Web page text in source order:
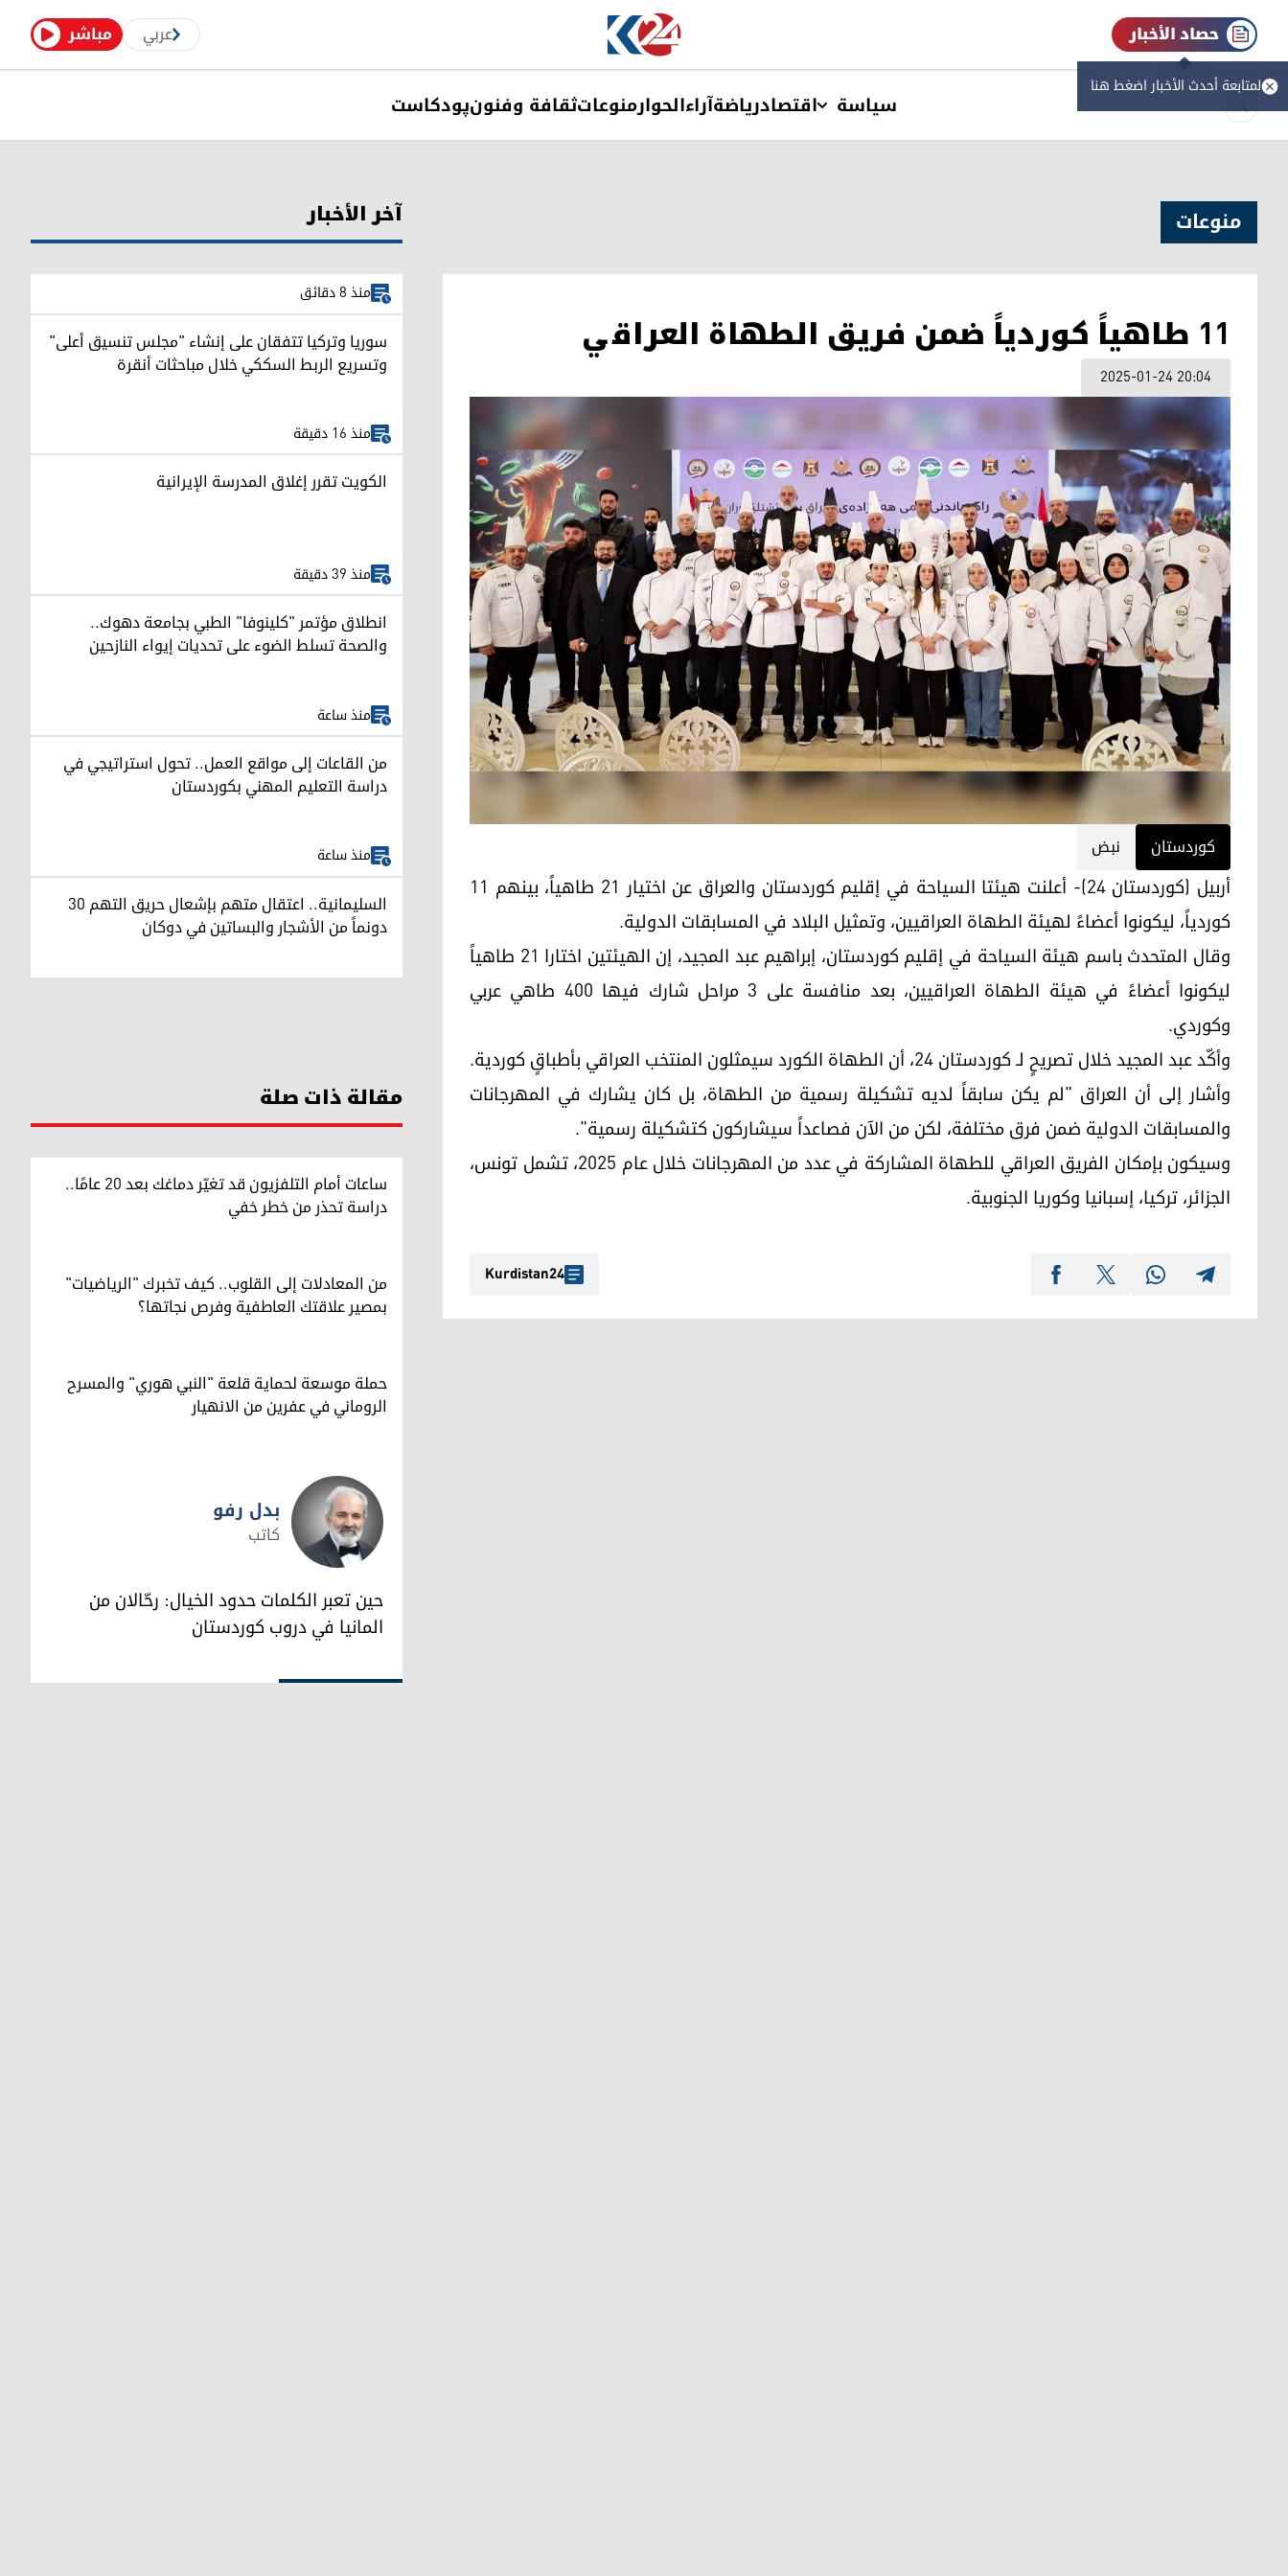
مباشر عربي حصاد الأخبار
لمتابعة أحدث الأخبار اضغط هنا
سیاسة اقتصادریاضةآراءالحوارمنوعاتثقافة وفنونپودکاست
منوعات
11 طاهياً كوردياً ضمن فريق الطهاة العراقي
2025-01-24 20:04
کوردستان نبض
أربيل (كوردستان 24)- أعلنت هيئتا السياحة في إقليم كوردستان والعراق عن اختيار 21 طاهياً، بينهم 11
كوردياً، ليكونوا أعضاءً لهيئة الطهاة العراقيين، وتمثيل البلاد في المسابقات الدولية.
وقال المتحدث باسم هيئة السياحة في إقليم كوردستان، إبراهيم عبد المجيد، إن الهيئتين اختارا 21 طاهياً
ليكونوا أعضاءً في هيئة الطهاة العراقيين، بعد منافسة على 3 مراحل شارك فيها 400 طاهي عربي
وكوردي.
وأكّد عبد المجيد خلال تصريحٍ لـ كوردستان 24، أن الطهاة الكورد سيمثلون المنتخب العراقي بأطباقٍ كوردية.
وأشار إلى أن العراق "لم يكن سابقاً لديه تشكيلة رسمية من الطهاة، بل كان يشارك في المهرجانات
والمسابقات الدولية ضمن فرق مختلفة، لكن من الآن فصاعداً سيشاركون كتشكيلة رسمية".
وسيكون بإمكان الفريق العراقي للطهاة المشاركة في عدد من المهرجانات خلال عام 2025، تشمل تونس،
الجزائر، تركيا، إسبانيا وكوريا الجنوبية.
Kurdistan24
آخر الأخبار
منذ 8 دقائق
سوريا وتركيا تتفقان على إنشاء "مجلس تنسيق أعلى"
وتسريع الربط السككي خلال مباحثات أنقرة
منذ 16 دقيقة
الكويت تقرر إغلاق المدرسة الإيرانية
منذ 39 دقيقة
انطلاق مؤتمر "كلينوفا" الطبي بجامعة دهوك..
والصحة تسلط الضوء على تحديات إيواء النازحين
منذ ساعة
من القاعات إلى مواقع العمل.. تحول استراتيجي في
دراسة التعليم المهني بكوردستان
منذ ساعة
السليمانية.. اعتقال متهم بإشعال حريق التهم 30
دونماً من الأشجار والبساتين في دوكان
مقالة ذات صلة
ساعات أمام التلفزيون قد تغيّر دماغك بعد 20 عامًا..
دراسة تحذر من خطر خفي
من المعادلات إلى القلوب.. كيف تخبرك "الرياضيات"
بمصير علاقتك العاطفية وفرص نجاتها؟
حملة موسعة لحماية قلعة "النبي هوري" والمسرح
الروماني في عفرين من الانهيار
بدل رفو
بدل رفو
كاتب
حين تعبر الكلمات حدود الخيال: رحّالان من
المانيا في دروب كوردستان